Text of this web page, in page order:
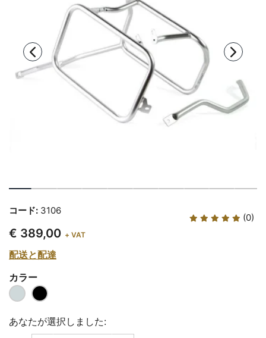
(0)
コード: 3106
€ 389,00 + VAT
配送と配達
カラー
あなたが選択しました: